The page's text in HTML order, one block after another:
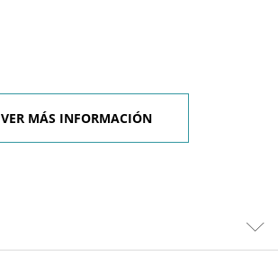
VER MÁS INFORMACIÓN